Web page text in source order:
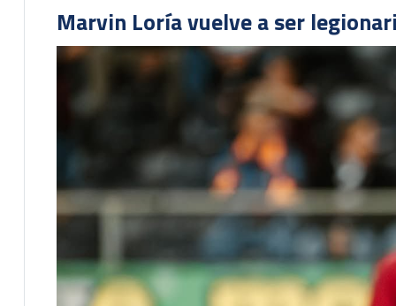
Marvin Loría vuelve a ser